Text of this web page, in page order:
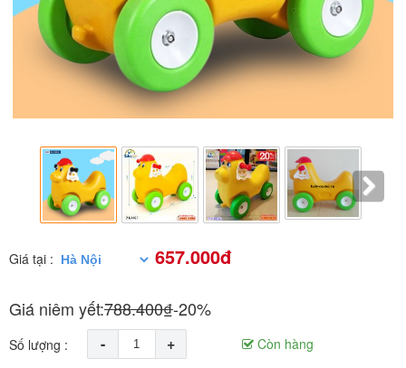
Giá tại : 657.000đ
Giá niêm yết:788.400₫-20%
Số lượng : - +
Còn hàng